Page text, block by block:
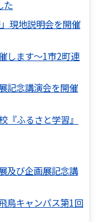
た
現地説明会を開催
します～1市2町連
記念講演会を開催
『ふるさと学習』
及び企画展記念講
鳥キャンパス第1回